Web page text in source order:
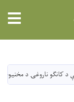
د کانګو ناروغۍ د